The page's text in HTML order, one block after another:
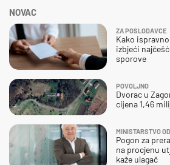
NOVAC
ZA POSLODAVCE
Kako
izbjeći
sporove
POVOLJNO
Dvorac u
cijena 1,46
MINISTARSTVO
Pogon za
na procjenu
kaže ulagač